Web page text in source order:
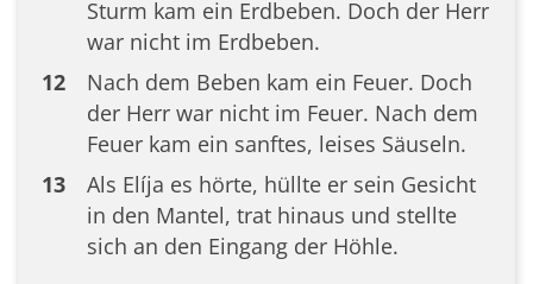
Sturm kam ein Erdbeben. Doch der Herr
war nicht im Erdbeben.
12
Nach dem Beben kam ein Feuer. Doch
der Herr war nicht im Feuer. Nach dem
Feuer kam ein sanftes, leises Säuseln.
13
Als Elíja es hörte, hüllte er sein Gesicht
in den Mantel, trat hinaus und stellte
sich an den Eingang der Höhle.